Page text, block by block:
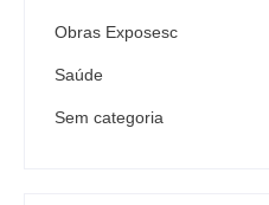
Obras Exposesc
Saúde
Sem categoria